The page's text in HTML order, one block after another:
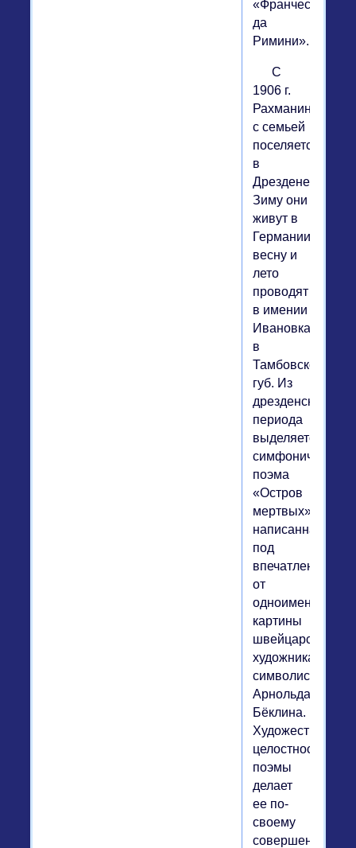
«Франческа
да
Римини».
С
1906 г.
Рахманинов
с семьей
поселяется
в
Дрездене.
Зиму они
живут в
Германии,
весну и
лето
проводят
в имении
Ивановка
в
Тамбовской
губ. Из
дрезденского
периода
выделяется
симфоническая
поэма
«Остров
мертвых»,
написанная
под
впечатлением
от
одноименной
картины
швейцарского
художника-
символиста
Арнольда
Бёклина.
Художественная
целостность
поэмы
делает
ее по-
своему
совершенным